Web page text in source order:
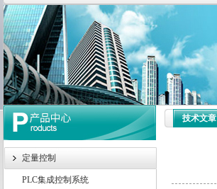
WDK流量定量控制柜 WB-2100定量装车控制仪
定量控制
PLC集成控制系统
技术文章